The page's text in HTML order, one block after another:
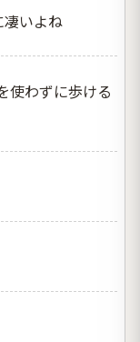
いよね
わずに歩ける